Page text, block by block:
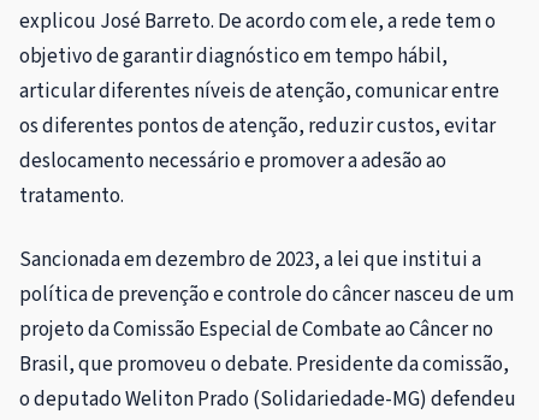
explicou José Barreto. De acordo com ele, a rede tem o
objetivo de garantir diagnóstico em tempo hábil,
articular diferentes níveis de atenção, comunicar entre
os diferentes pontos de atenção, reduzir custos, evitar
deslocamento necessário e promover a adesão ao
tratamento.
Sancionada em dezembro de 2023, a lei que institui a
política de prevenção e controle do câncer nasceu de um
projeto da Comissão Especial de Combate ao Câncer no
Brasil, que promoveu o debate. Presidente da comissão,
o deputado Weliton Prado (Solidariedade-MG) defendeu